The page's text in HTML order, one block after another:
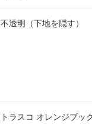
不透明（下地を隠す）
トラスコ オレンジブッ